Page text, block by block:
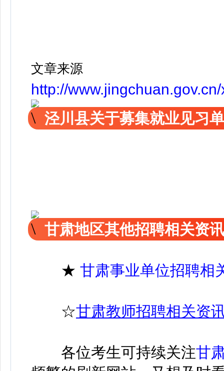
文章来源
http://
泾川县关于募集就业见习
甘肃地区其他招聘相关资
★ 甘肃事业单位招聘相
☆甘肃教师招聘相关资
各位考生可持续关注甘